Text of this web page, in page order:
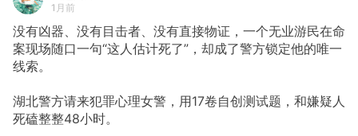
1月前
没有凶器、没有目击者、没有直接物证，一个无业游民在命
案现场随口一句“这人估计死了”，却成了警方锁定他的唯一
线索。
湖北警方请来犯罪心理女警，用17卷自创测试题，和嫌疑人
死磕整整48小时。